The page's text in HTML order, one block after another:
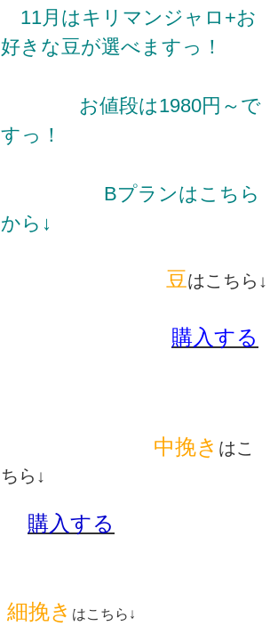
11月はキリマンジャロ+お
好きな豆が選べますっ！
お値段は1980円～で
すっ！
Bプランはこちら
から↓
豆はこちら↓
購入する
中挽き はこ
ちら↓
購入する
細挽き はこちら↓